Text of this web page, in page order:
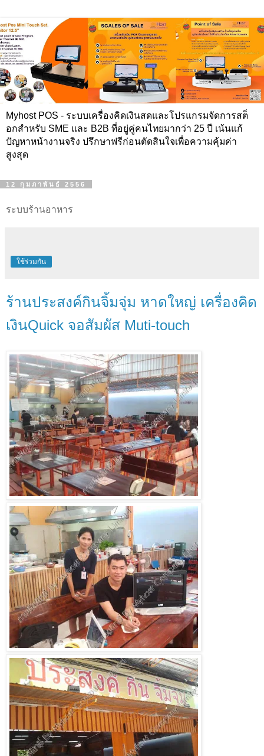
Myhost POS - ระบบเครื่องคิดเงินสดและโปรแกรมจัดการสต็
อกสำหรับ SME และ B2B ที่อยู่คู่คนไทยมากว่า 25 ปี เน้นแก้
ปัญหาหน้างานจริง ปรึกษาฟรีก่อนตัดสินใจเพื่อความคุ้มค่า
สูงสุด
12 กุมภาพันธ์ 2556
ระบบร้านอาหาร
ใช้ร่วมกัน
ร้านประสงค์กินจิ้มจุ่ม หาดใหญ่ เครื่องคิด
เงินQuick จอสัมผัส Muti-touch